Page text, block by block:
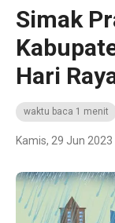
Simak
Hari
waktu baca 1 menit
Kamis, 29 Jun 2023